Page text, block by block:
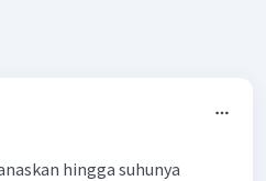
hingga suhunya